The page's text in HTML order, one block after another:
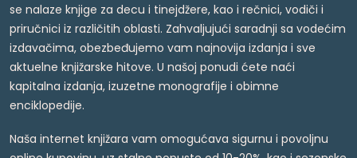
se nalaze knjige za decu i tinejdžere, kao i rečnici, vodiči i
priručnici iz različitih oblasti. Zahvaljujući saradnji sa vodećim
izdavačima, obezbeđujemo vam najnovija izdanja i sve
aktuelne knjižarske hitove. U našoj ponudi ćete naći
kapitalna izdanja, izuzetne monografije i obimne
enciklopedije.
Naša internet knjižara vam omogućava sigurnu i povoljnu